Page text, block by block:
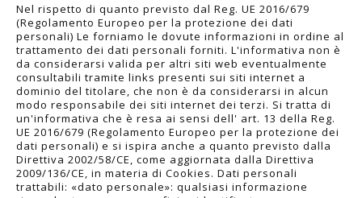
Nel rispetto di quanto previsto dal Reg. UE 2016/679
(Regolamento Europeo per la protezione dei dati
personali) Le forniamo le dovute informazioni in ordine al
trattamento dei dati personali forniti. L'informativa non è
da considerarsi valida per altri siti web eventualmente
consultabili tramite links presenti sui siti internet a
dominio del titolare, che non è da considerarsi in alcun
modo responsabile dei siti internet dei terzi. Si tratta di
un'informativa che è resa ai sensi dell' art. 13 della Reg.
UE 2016/679 (Regolamento Europeo per la protezione dei
dati personali) e si ispira anche a quanto previsto dalla
Direttiva 2002/58/CE, come aggiornata dalla Direttiva
2009/136/CE, in materia di Cookies. Dati personali
trattabili: «dato personale»: qualsiasi informazione